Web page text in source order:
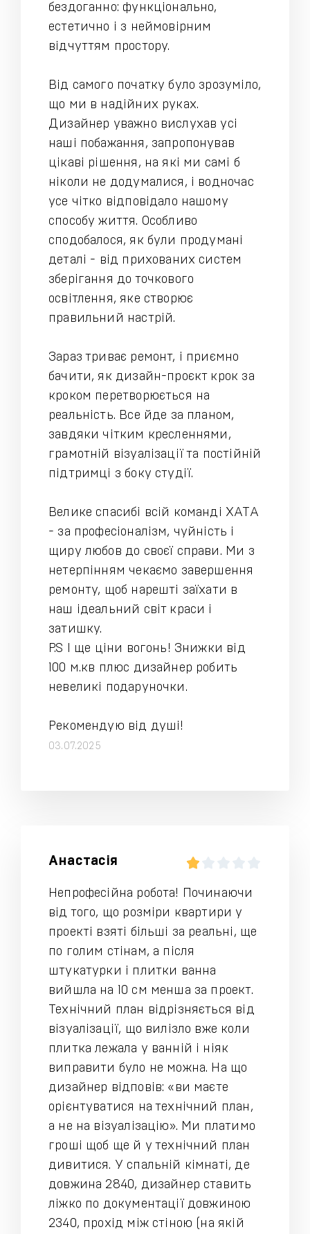
бездоганно: функціонально,
естетично і з неймовірним
відчуттям простору.
Від самого початку було зрозуміло,
що ми в надійних руках.
Дизайнер уважно вислухав усі
наші побажання, запропонував
цікаві рішення, на які ми самі б
ніколи не додумалися, і водночас
усе чітко відповідало нашому
способу життя. Особливо
сподобалося, як були продумані
деталі - від прихованих систем
зберігання до точкового
освітлення, яке створює
правильний настрій.
Зараз триває ремонт, і приємно
бачити, як дизайн-проєкт крок за
кроком перетворюється на
реальність. Все йде за планом,
завдяки чітким кресленнями,
грамотній візуалізації та постійній
підтримці з боку студії.
Велике спасибі всій команді ХАТА
- за професіоналізм, чуйність і
щиру любов до своєї справи. Ми з
нетерпінням чекаємо завершення
ремонту, щоб нарешті заїхати в
наш ідеальний світ краси і
затишку.
P.S І ще ціни вогонь! Знижки від
100 м.кв плюс дизайнер робить
невеликі подаруночки.
Рекомендую від душі!
03.07.2025
Анастасія
Непрофесійна робота! Починаючи
від того, що розміри квартири у
проекті взяті більші за реальні, ще
по голим стінам, а після
штукатурки і плитки ванна
вийшла на 10 см менша за проект.
Технічний план відрізняється від
візуалізації, що вилізло вже коли
плитка лежала у ванній і ніяк
виправити було не можна. На що
дизайнер відповів: «ви маєте
орієнтуватися на технічний план,
а не на візуалізацію». Ми платимо
гроші щоб ще й у технічний план
дивитися. У спальній кімнаті, де
довжина 2840, дизайнер ставить
ліжко по документації довжиною
2340, прохід між стіною (на якій